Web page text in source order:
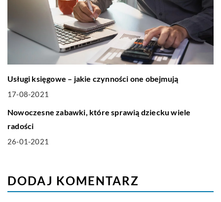
Usługi księgowe – jakie czynności one obejmują
17-08-2021
Nowoczesne zabawki, które sprawią dziecku wiele
radości
26-01-2021
DODAJ KOMENTARZ